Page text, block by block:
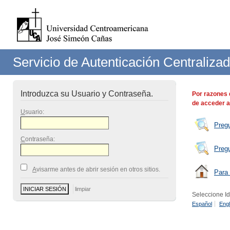
Servicio de Autenticación
Introduzca su Usuario y Contraseña.
Usuario:
Contraseña:
Avisarme antes de abrir sesión en otros sitios.
Por
de acceder
Seleccione
Español